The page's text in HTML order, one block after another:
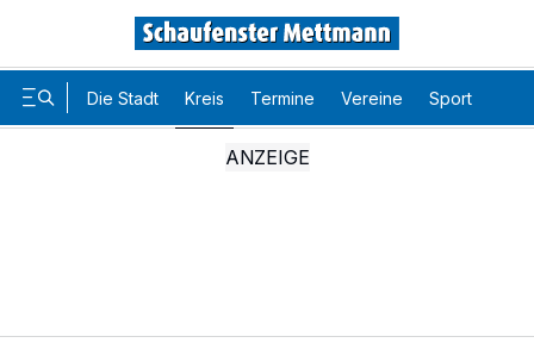
Die Stadt Kreis Termine Vereine Sport